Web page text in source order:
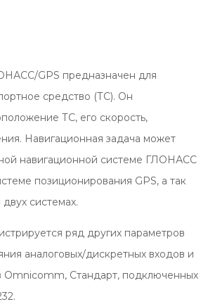
GPS предназначен для
средство (ТС). Он
ТС, его скорость,
Навигационная задача может
навигационной системе ГЛОНАСС
позиционирования GPS, а так
системах.
ряд других параметров
аналоговых/дискретных входов и
Omnicomm, Стандарт, подключенных